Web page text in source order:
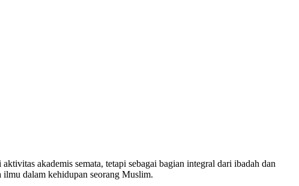
akademis semata, tetapi sebagai bagian integral dari ibadah dan
dalam kehidupan seorang Muslim.